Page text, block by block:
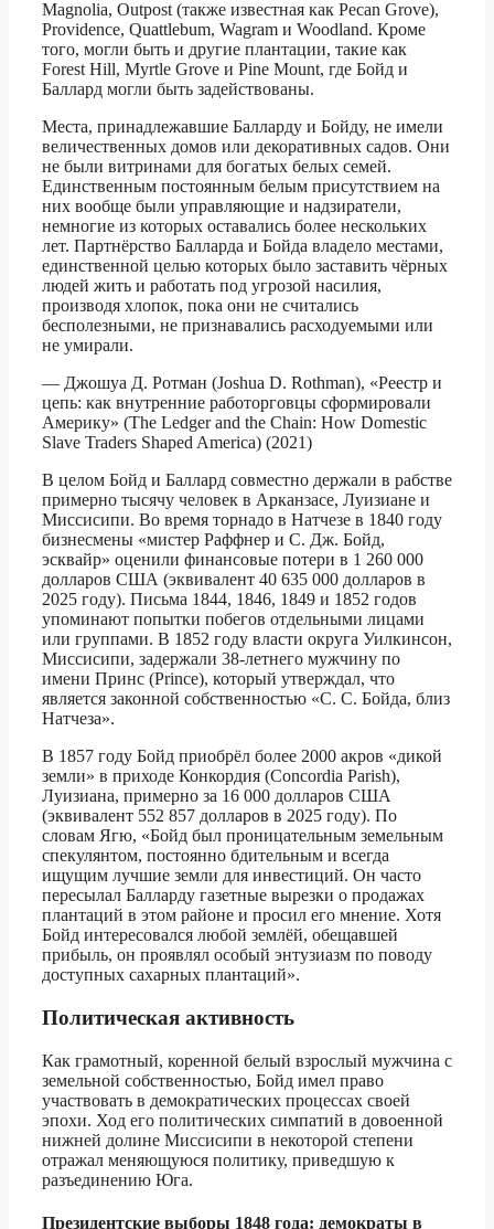
Magnolia, Outpost (также известная как Pecan Grove),
Providence, Quattlebum, Wagram и Woodland. Кроме
того, могли быть и другие плантации, такие как
Forest Hill, Myrtle Grove и Pine Mount, где Бойд и
Баллард могли быть задействованы.
Места, принадлежавшие Балларду и Бойду, не имели
величественных домов или декоративных садов. Они
не были витринами для богатых белых семей.
Единственным постоянным белым присутствием на
них вообще были управляющие и надзиратели,
немногие из которых оставались более нескольких
лет. Партнёрство Балларда и Бойда владело местами,
единственной целью которых было заставить чёрных
людей жить и работать под угрозой насилия,
производя хлопок, пока они не считались
бесполезными, не признавались расходуемыми или
не умирали.
— Джошуа Д. Ротман (Joshua D. Rothman), «Реестр и
цепь: как внутренние работорговцы сформировали
Америку» (The Ledger and the Chain: How Domestic
Slave Traders Shaped America) (2021)
В целом Бойд и Баллард совместно держали в рабстве
примерно тысячу человек в Арканзасе, Луизиане и
Миссисипи. Во время торнадо в Натчезе в 1840 году
бизнесмены «мистер Раффнер и С. Дж. Бойд,
эсквайр» оценили финансовые потери в 1 260 000
долларов США (эквивалент 40 635 000 долларов в
2025 году). Письма 1844, 1846, 1849 и 1852 годов
упоминают попытки побегов отдельными лицами
или группами. В 1852 году власти округа Уилкинсон,
Миссисипи, задержали 38-летнего мужчину по
имени Принс (Prince), который утверждал, что
является законной собственностью «С. С. Бойда, близ
Натчеза».
В 1857 году Бойд приобрёл более 2000 акров «дикой
земли» в приходе Конкордия (Concordia Parish),
Луизиана, примерно за 16 000 долларов США
(эквивалент 552 857 долларов в 2025 году). По
словам Ягю, «Бойд был проницательным земельным
спекулянтом, постоянно бдительным и всегда
ищущим лучшие земли для инвестиций. Он часто
пересылал Балларду газетные вырезки о продажах
плантаций в этом районе и просил его мнение. Хотя
Бойд интересовался любой землёй, обещавшей
прибыль, он проявлял особый энтузиазм по поводу
доступных сахарных плантаций».
Политическая активность
Как грамотный, коренной белый взрослый мужчина с
земельной собственностью, Бойд имел право
участвовать в демократических процессах своей
эпохи. Ход его политических симпатий в довоенной
нижней долине Миссисипи в некоторой степени
отражал меняющуюся политику, приведшую к
разъединению Юга.
Президентские выборы 1848 года: демократы в